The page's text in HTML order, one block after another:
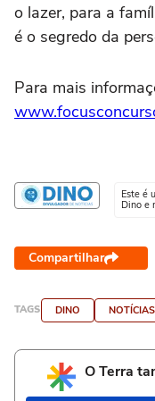
o lazer, para a
é o segredo da
Para mais
Este é
Dino e
Compartilhar
TAGS DINO NOTÍCIAS
O Terra